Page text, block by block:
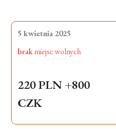
5 kwietnia 2025
brakmiejsc wolnych
220 PLN +800
CZK